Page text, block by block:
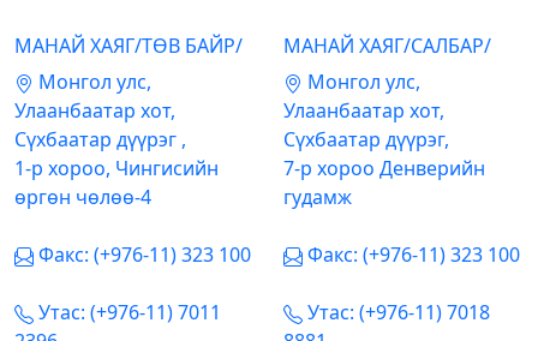
МАНАЙ ХАЯГ/ТӨВ БАЙР/
Mонгол улс,
Улаанбаатар хот,
Сүхбаатар дүүрэг ,
1-р хороо, Чингисийн
өргөн чөлөө-4
Факс: (+976-11) 323 100
Утас: (+976-11) 7011
МАНАЙ ХАЯГ/САЛБАР/
Mонгол улс,
Улаанбаатар хот,
Сүхбаатар дүүрэг,
7-р хороо Денверийн
гудамж
Факс: (+976-11) 323 100
Утас: (+976-11) 7018